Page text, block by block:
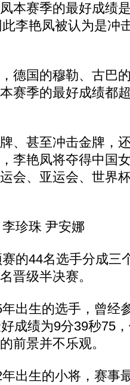
本赛季的最好成绩
李艳凤被认为是冲
国的穆勒、古巴
赛季的最好成绩都
甚至冲击金牌，
李艳凤将夺得中国
会、亚运会、世界
珍珠 尹安娜
44名选手分成三
晋级半决赛。
生的选手，曾经
成绩为9分39秒75
前景并不乐观。
生的小将，赛事